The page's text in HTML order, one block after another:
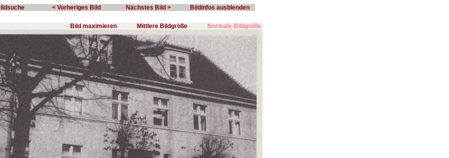
< Vorheriges Bild Nächstes Bild > Bildinfos ausblenden
Normale Bildgröße
Mittlere Bildgröße
Bild maximieren